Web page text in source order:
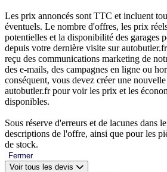
Les prix annoncés sont TTC et incluent
éventuels. Le nombre d'offres, les prix
potentielles et la disponibilité des garages
depuis votre dernière visite sur
reçu des communications marketing de
des e-mails, des campagnes en ligne ou
conséquent, vous devez créer une
autobutler.fr pour voir les prix et les
disponibles.
Sous réserve d'erreurs et de lacunes dans
descriptions de l'offre, ainsi que pour les
de stock.
Fermer
Voir tous les devis